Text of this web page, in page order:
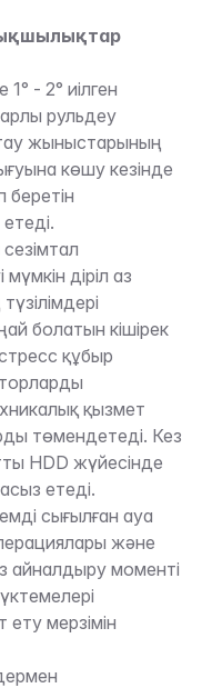
- 2° иілген
рульдеу
жыныстарының
көшу кезінде
беретін
діріл аз
болатын кішірек
құбыр
қызмет
төмендетеді. Кез
HDD жүйесінде
етеді.
сығылған ауа
және
айналдыру моменті
мерзімін